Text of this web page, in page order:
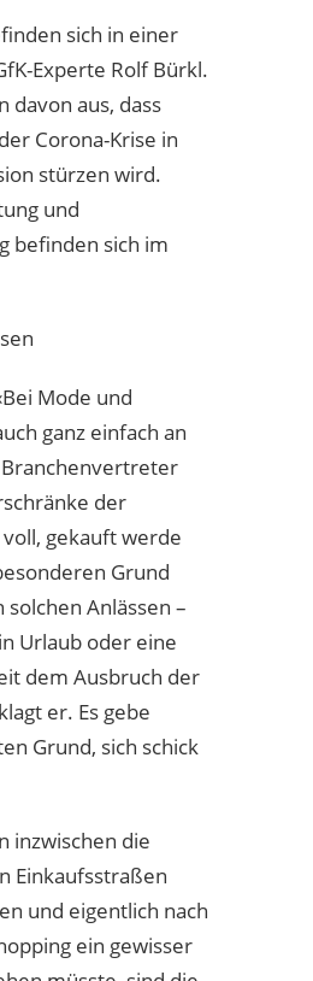
sich in einer
Experte Rolf Bürkl.
davon aus, dass
Corona-Krise in
stürzen wird.
und
befinden sich im
Mode und
ganz einfach an
Branchenvertreter
der
gekauft werde
Grund
Anlässen –
Urlaub oder eine
dem Ausbruch der
er. Es gebe
Grund, sich schick
inzwischen die
Einkaufsstraßen
und eigentlich nach
ein gewisser